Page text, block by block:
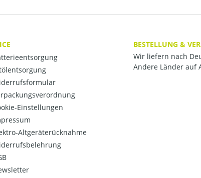
Einstellungen
Altgeräterücknahme
BESTELLUNG &
Wir liefern nach
Andere Länder auf